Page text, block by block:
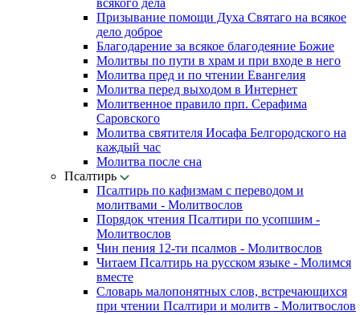
всякого дела
Призывание помощи Духа Святаго на всякое
дело доброе
Благодарение за всякое благодеяние Божие
Молитвы по пути в храм и при входе в него
Молитва пред и по чтении Евангелия
Молитва перед выходом в Интернет
Молитвенное правило прп. Серафима
Саровского
Молитва святителя Иосафа Белгородского на
каждый час
Молитва после сна
Псалтирь
Псалтирь по кафизмам с переводом и
молитвами - Молитвослов
Порядок чтения Псалтири по усопшим -
Молитвослов
Чин пения 12-ти псалмов - Молитвослов
Читаем Псалтирь на русском языке - Молимся
вместе
Словарь малопонятных слов, встречающихся
при чтении Псалтири и молитв - Молитвослов